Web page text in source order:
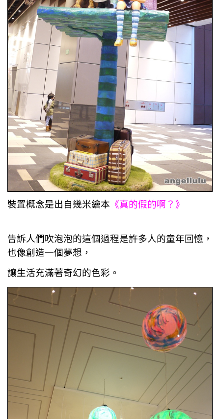
裝置概念是出自幾米繪本 《真的假的啊？》
告訴人們吹泡泡的這個過程是許多人的童年回憶，
也像創造一個夢想，
讓生活充滿著奇幻的色彩。